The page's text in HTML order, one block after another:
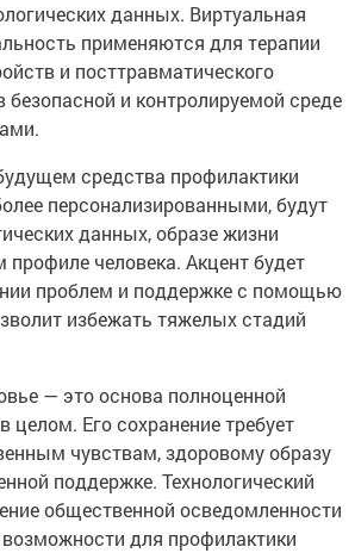
данных. Виртуальная
применяются для терапии
и посттравматического
безопасной и контролируемой среде
средства профилактики
персонализированными, будут
данных, образе жизни
профиле человека. Акцент будет
проблем и поддержке с помощью
избежать тяжелых стадий
— это основа полноценной
целом. Его сохранение требует
чувствам, здоровому образу
поддержке. Технологический
общественной осведомленности
для профилактики